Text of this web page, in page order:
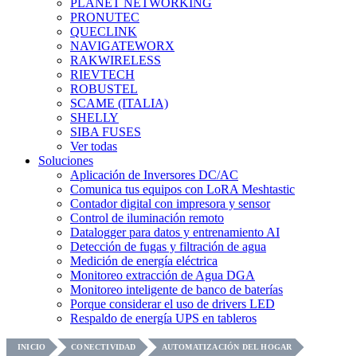
PLANET NETWORKING
PRONUTEC
QUECLINK
NAVIGATEWORX
RAKWIRELESS
RIEVTECH
ROBUSTEL
SCAME (ITALIA)
SHELLY
SIBA FUSES
Ver todas
Soluciones
Aplicación de Inversores DC/AC
Comunica tus equipos con LoRA Meshtastic
Contador digital con impresora y sensor
Control de iluminación remoto
Datalogger para datos y entrenamiento AI
Detección de fugas y filtración de agua
Medición de energía eléctrica
Monitoreo extracción de Agua DGA
Monitoreo inteligente de banco de baterías
Porque considerar el uso de drivers LED
Respaldo de energía UPS en tableros
INICIO CONECTIVIDAD
AUTOMATIZACIÓN DEL HOGAR